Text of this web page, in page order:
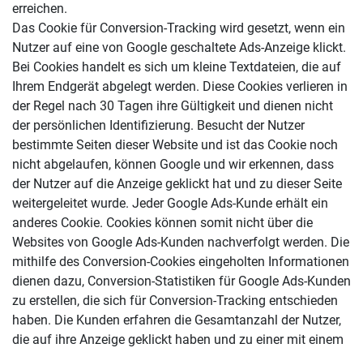
erreichen.
Das Cookie für Conversion-Tracking wird gesetzt, wenn ein
Nutzer auf eine von Google geschaltete Ads-Anzeige klickt.
Bei Cookies handelt es sich um kleine Textdateien, die auf
Ihrem Endgerät abgelegt werden. Diese Cookies verlieren in
der Regel nach 30 Tagen ihre Gültigkeit und dienen nicht
der persönlichen Identifizierung. Besucht der Nutzer
bestimmte Seiten dieser Website und ist das Cookie noch
nicht abgelaufen, können Google und wir erkennen, dass
der Nutzer auf die Anzeige geklickt hat und zu dieser Seite
weitergeleitet wurde. Jeder Google Ads-Kunde erhält ein
anderes Cookie. Cookies können somit nicht über die
Websites von Google Ads-Kunden nachverfolgt werden. Die
mithilfe des Conversion-Cookies eingeholten Informationen
dienen dazu, Conversion-Statistiken für Google Ads-Kunden
zu erstellen, die sich für Conversion-Tracking entschieden
haben. Die Kunden erfahren die Gesamtanzahl der Nutzer,
die auf ihre Anzeige geklickt haben und zu einer mit einem